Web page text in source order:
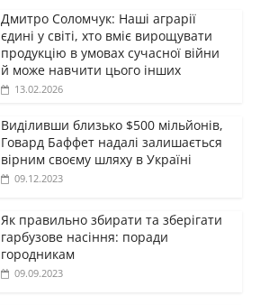
Дмитро Соломчук: Наші аграрії
єдині у світі, хто вміє вирощувати
продукцію в умовах сучасної війни
й може навчити цього інших
13.02.2026
Виділивши близько $500 мільйонів,
Говард Баффет надалі залишається
вірним своєму шляху в Україні
09.12.2023
Як правильно збирати та зберігати
гарбузове насіння: поради
городникам
09.09.2023